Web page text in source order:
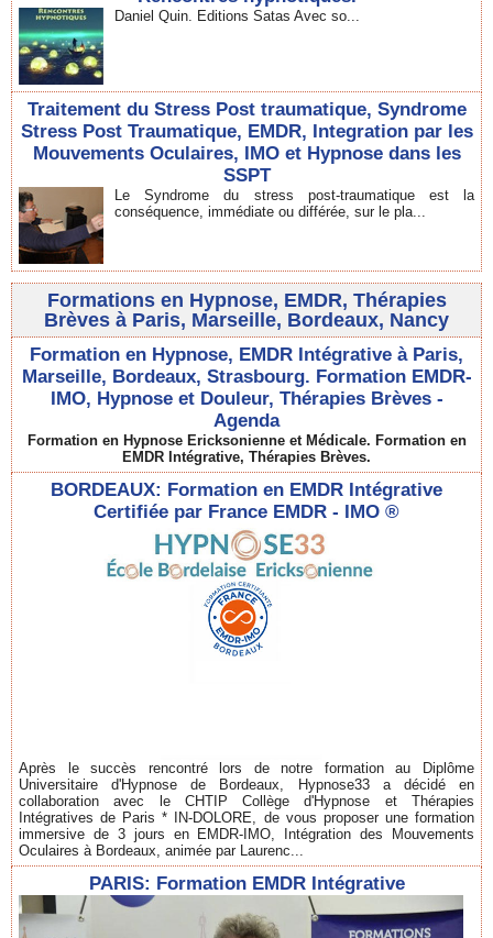
Daniel Quin. Editions Satas Avec so...
Traitement du Stress Post traumatique, Syndrome
Stress Post Traumatique, EMDR, Integration par les
Mouvements Oculaires, IMO et Hypnose dans les
SSPT
Le Syndrome du stress post-traumatique est la
conséquence, immédiate ou différée, sur le pla...
Formations en Hypnose, EMDR, Thérapies
Brèves à Paris, Marseille, Bordeaux, Nancy
Formation en Hypnose, EMDR Intégrative à Paris,
Marseille, Bordeaux, Strasbourg. Formation EMDR-
IMO, Hypnose et Douleur, Thérapies Brèves -
Agenda
Formation en Hypnose Ericksonienne et Médicale. Formation en
EMDR Intégrative, Thérapies Brèves.
BORDEAUX: Formation en EMDR Intégrative
Certifiée par France EMDR - IMO ®
Après le succès rencontré lors de notre formation au Diplôme
Universitaire d'Hypnose de Bordeaux, Hypnose33 a décidé en
collaboration avec le CHTIP Collège d'Hypnose et Thérapies
Intégratives de Paris * IN-DOLORE, de vous proposer une formation
immersive de 3 jours en EMDR-IMO, Intégration des Mouvements
Oculaires à Bordeaux, animée par Laurenc...
PARIS: Formation EMDR Intégrative